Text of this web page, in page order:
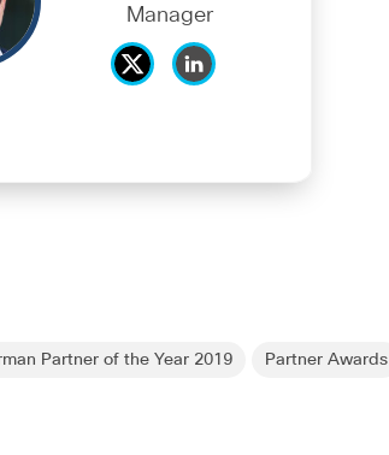
Manager
Partner of the Year 2019 Partner Awards